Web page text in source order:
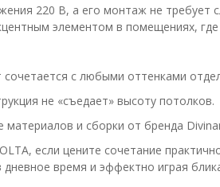
220 В, а его монтаж не
элементом в помещениях, где
с любыми оттенками
не «съедает» высоту потолков.
и сборки от бренда
если цените сочетание
время и эффектно играя